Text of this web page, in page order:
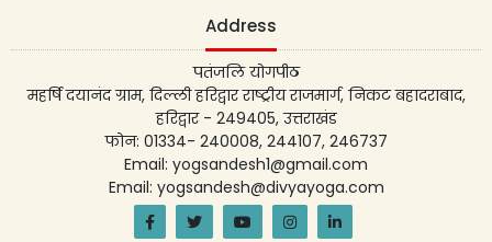
Address
पतंजलि योगपीठ
महर्षि दयानंद ग्राम, दिल्ली हरिद्वार राष्ट्रीय राजमार्ग, निकट बहादराबाद,
हरिद्वार - 249405, उत्तराखंड
फोन: 01334- 240008, 244107, 246737
Email: yogsandesh1@gmail.com
Email: yogsandesh@divyayoga.com